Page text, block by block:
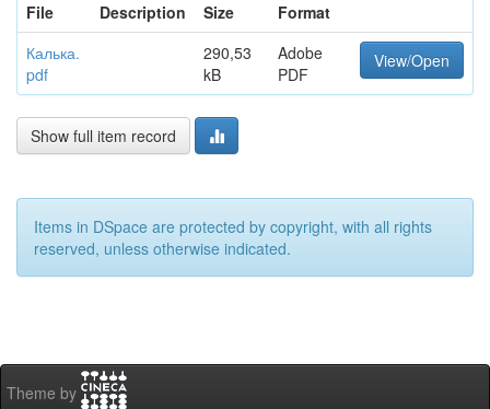
File
Description Size
Format
Калька.
pdf
290,53
kB
Adobe
PDF
View/Open
Show full item record
Items in DSpace are protected by copyright, with all rights
reserved, unless otherwise indicated.
Theme by